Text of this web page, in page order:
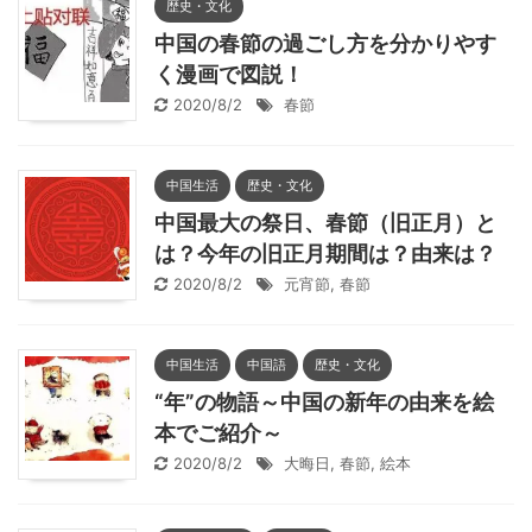
歴史・文化
中国の春節の過ごし方を分かりやす
く漫画で図説！
2020/8/2 春節
中国生活 歴史・文化
中国最大の祭日、春節（旧正月）と
は？今年の旧正月期間は？由来は？
2020/8/2 元宵節, 春節
中国生活 中国語 歴史・文化
“年”の物語～中国の新年の由来を絵
本でご紹介～
2020/8/2 大晦日, 春節, 絵本